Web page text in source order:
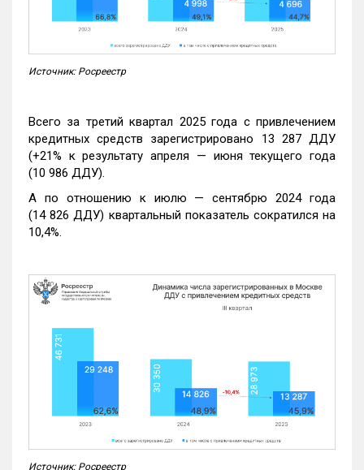
Источник: Росреестр
Всего за третий квартал 2025 года с привлечением
кредитных средств зарегистрировано 13 287 ДДУ
(+21% к результату апреля — июня текущего года
(10 986 ДДУ).
А по отношению к июлю — сентябрю 2024 года
(14 826 ДДУ) квартальный показатель сократился на
10,4%.
Источник: Росреестр